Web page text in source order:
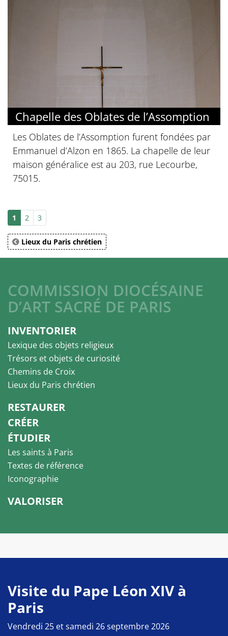
Chapelle des Oblates de l’Assomption
Les Oblates de l’Assomption furent fondées par
Emmanuel d’Alzon en 1865. La chapelle de leur
maison généralice est au 203, rue Lecourbe,
75015.
1 2 3
Lieux du Paris chrétien
COMMISSION DIOCÉSAINE
D’ART SACRÉ DE PARIS
INVENTORIER
Lexique des objets religieux
Trésors et objets de curiosité
Chemins de Croix
Lieux du Paris chrétien
RESTAURER
CRÉER
ÉTUDIER
Les saints à Paris
Textes de référence
Iconographie
VALORISER
Visite du Pape Léon XIV à
Paris
Vendredi 25 et samedi 26 septembre 2026